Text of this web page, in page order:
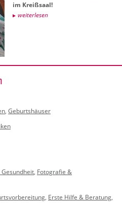
im Kreiß­saal!
wei­ter­le­sen
, Geburtshäuser
, Fotografie &
, Erste Hilfe & Beratung,